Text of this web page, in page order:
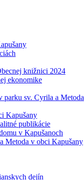
knižnici 2024
ekonomike
parku sv. Cyrila a Metoda
Kapušany
publikácie
v Kapušanoch
Metoda v obci Kapušany
dejín